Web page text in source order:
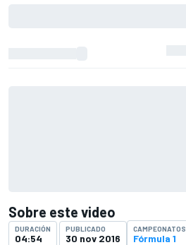
Sobre este video
DURACIÓN
04:54
PUBLICADO
30 nov 2016
CAMPEONATOS
Fórmula 1